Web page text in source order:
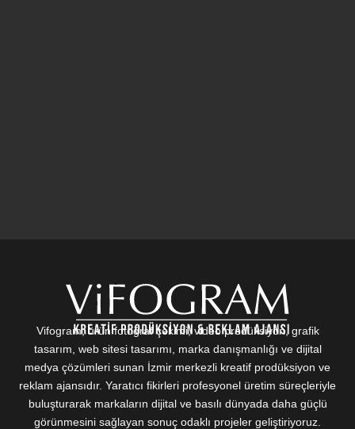
Vifogram; ürün fotoğraf çekimi, video prodüksiyon, grafik
tasarım, web sitesi tasarımı, marka danışmanlığı ve dijital
medya çözümleri sunan İzmir merkezli kreatif prodüksiyon ve
reklam ajansıdır. Yaratıcı fikirleri profesyonel üretim süreçleriyle
buluşturarak markaların dijital ve basılı dünyada daha güçlü
görünmesini sağlayan sonuç odaklı projeler geliştiriyoruz.